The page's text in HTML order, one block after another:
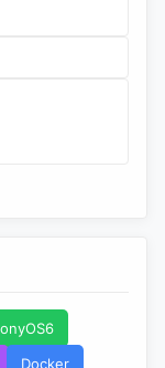
Docker